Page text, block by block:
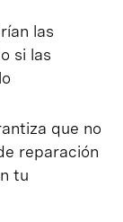
las
si las
que no
reparación
tu